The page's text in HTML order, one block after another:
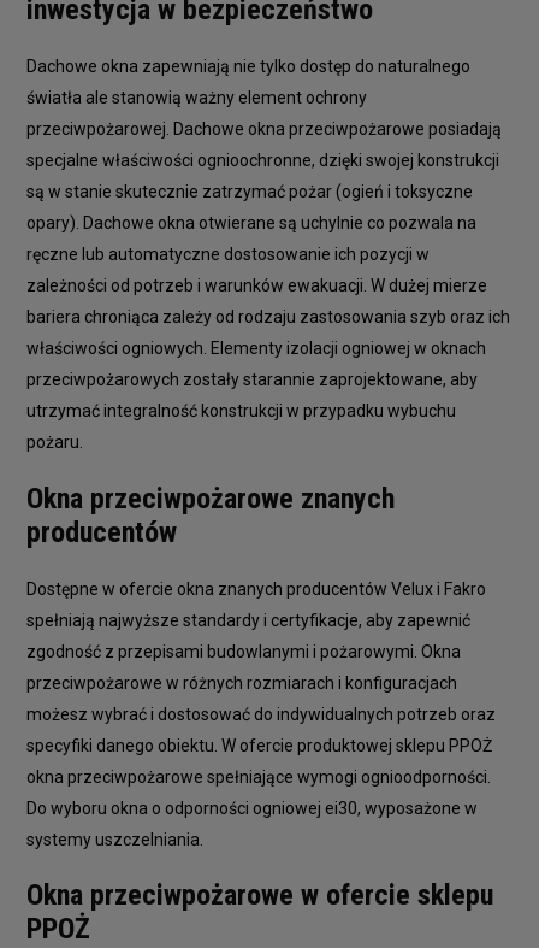
inwestycja w bezpieczeństwo
Dachowe okna zapewniają nie tylko dostęp do naturalnego
światła ale stanowią ważny element ochrony
przeciwpożarowej. Dachowe okna przeciwpożarowe posiadają
specjalne właściwości ognioochronne, dzięki swojej konstrukcji
są w stanie skutecznie zatrzymać pożar (ogień i toksyczne
opary). Dachowe okna otwierane są uchylnie co pozwala na
ręczne lub automatyczne dostosowanie ich pozycji w
zależności od potrzeb i warunków ewakuacji. W dużej mierze
bariera chroniąca zależy od rodzaju zastosowania szyb oraz ich
właściwości ogniowych. Elementy izolacji ogniowej w oknach
przeciwpożarowych zostały starannie zaprojektowane, aby
utrzymać integralność konstrukcji w przypadku wybuchu
pożaru.
Okna przeciwpożarowe znanych
producentów
Dostępne w ofercie okna znanych producentów Velux i Fakro
spełniają najwyższe standardy i certyfikacje, aby zapewnić
zgodność z przepisami budowlanymi i pożarowymi. Okna
przeciwpożarowe w różnych rozmiarach i konfiguracjach
możesz wybrać i dostosować do indywidualnych potrzeb oraz
specyfiki danego obiektu. W ofercie produktowej sklepu PPOŻ
okna przeciwpożarowe spełniające wymogi ognioodporności.
Do wyboru okna o odporności ogniowej ei30, wyposażone w
systemy uszczelniania.
Okna przeciwpożarowe w ofercie sklepu
PPOŻ